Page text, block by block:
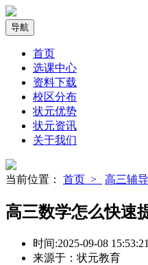
导航
首页
选课中心
资料下载
校区分布
状元优势
状元资讯
关于我们
当前位置： 首页 > 高三辅导
高三数学怎么快速
时间:2025-09-08 15:53:21
来源于： 状元教育